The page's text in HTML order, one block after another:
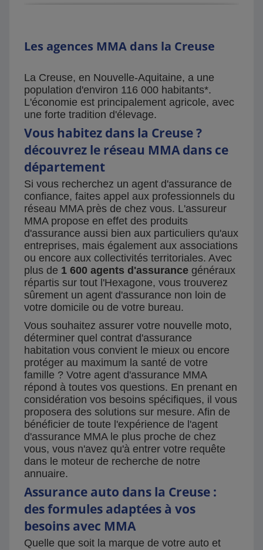
Les agences MMA dans la Creuse
La Creuse, en Nouvelle-Aquitaine, a une
population d'environ 116 000 habitants*.
L'économie est principalement agricole, avec
une forte tradition d'élevage.
Vous habitez dans la Creuse ?
découvrez le réseau MMA dans ce
département
Si vous recherchez un agent d'assurance de
confiance, faites appel aux professionnels du
réseau MMA près de chez vous. L'assureur
MMA propose en effet des produits
d'assurance aussi bien aux particuliers qu'aux
entreprises, mais également aux associations
ou encore aux collectivités territoriales. Avec
plus de 1 600 agents d'assurance généraux
répartis sur tout l'Hexagone, vous trouverez
sûrement un agent d'assurance non loin de
votre domicile ou de votre bureau.
Vous souhaitez assurer votre nouvelle moto,
déterminer quel contrat d'assurance
habitation vous convient le mieux ou encore
protéger au maximum la santé de votre
famille ? Votre agent d'assurance MMA
répond à toutes vos questions. En prenant en
considération vos besoins spécifiques, il vous
proposera des solutions sur mesure. Afin de
bénéficier de toute l'expérience de l'agent
d'assurance MMA le plus proche de chez
vous, vous n'avez qu'à entrer votre requête
dans le moteur de recherche de notre
annuaire.
Assurance auto dans la Creuse :
des formules adaptées à vos
besoins avec MMA
Quelle que soit la marque de votre auto et